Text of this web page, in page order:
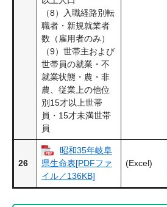
（8）入職経路別転
職者・新規就業者
数（雇用者のみ）
（9）世帯主および
世帯員の就業・不
就業状態・農・非
農、従業上の他位
別15才以上世帯
員・15才未満世帯
員
26
昭和35年岐阜
県生命表[PDFファ
イル／136KB]
(Excel)